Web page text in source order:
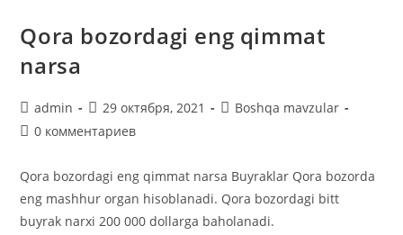
Qora bozordagi eng qimmat
narsa
Автор
записи:
admin
Запись
опубликована:
29 октября, 2021
Рубрика
Boshqa mavzular
Комментарии
записи:
0 комментариев
Qora bozordagi eng qimmat narsa Buyraklar Qora bozorda
eng mashhur organ hisoblanadi. Qora bozordagi bitt
buyrak narxi 200 000 dollarga baholanadi.